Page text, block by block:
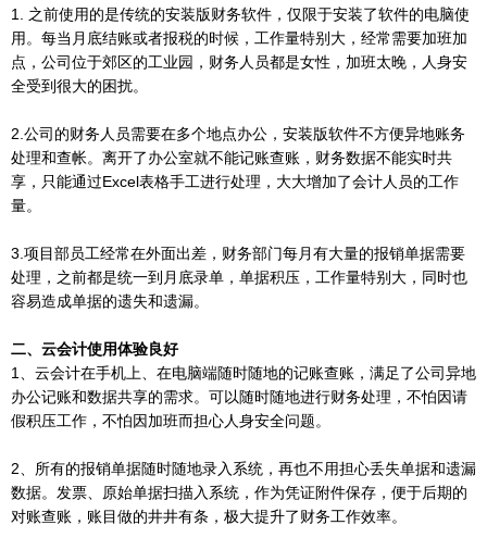
1. 之前使用的是传统的安装版财务软件，仅限于安装了软件的电脑使
用。每当月底结账或者报税的时候，工作量特别大，经常需要加班加
点，公司位于郊区的工业园，财务人员都是女性，加班太晚，人身安
全受到很大的困扰。
2.公司的财务人员需要在多个地点办公，安装版软件不方便异地账务
处理和查帐。离开了办公室就不能记账查账，财务数据不能实时共
享，只能通过Excel表格手工进行处理，大大增加了会计人员的工作
量。
3.项目部员工经常在外面出差，财务部门每月有大量的报销单据需要
处理，之前都是统一到月底录单，单据积压，工作量特别大，同时也
容易造成单据的遗失和遗漏。
二、云会计使用体验良好
1、云会计在手机上、在电脑端随时随地的记账查账，满足了公司异地
办公记账和数据共享的需求。可以随时随地进行财务处理，不怕因请
假积压工作，不怕因加班而担心人身安全问题。
2、所有的报销单据随时随地录入系统，再也不用担心丢失单据和遗漏
数据。发票、原始单据扫描入系统，作为凭证附件保存，便于后期的
对账查账，账目做的井井有条，极大提升了财务工作效率。